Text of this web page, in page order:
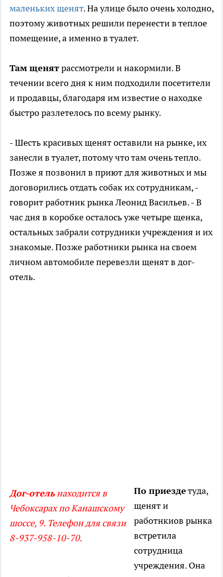
маленьких щенят. На улице было очень холодно,
поэтому животных решили перенести в теплое
помещение, а именно в туалет.
Там щенятрассмотрели и накормили. В
течении всего дня к ним подходили посетители
и продавцы, благодаря им известие о находке
быстро разлетелось по всему рынку.
- Шесть красивых щенят оставили на рынке, их
занесли в туалет, потому что там очень тепло.
Позже я позвонил в приют для животных и мы
договорились отдать собак их сотрудникам, -
говорит работник рынка Леонид Васильев. - В
час дня в коробке осталось уже четыре щенка,
остальных забрали сотрудники учреждения и их
знакомые. Позже работники рынка на своем
личном автомобиле перевезли щенят в дог-
отель.
Дог-отельнаходится в
Чебоксарах по Канашскому
шоссе, 9. Телефон для связи
8-937-958-10-70.
По приездетуда,
щенят и
работнкиов рынка
встретила
сотрудница
учреждения. Она